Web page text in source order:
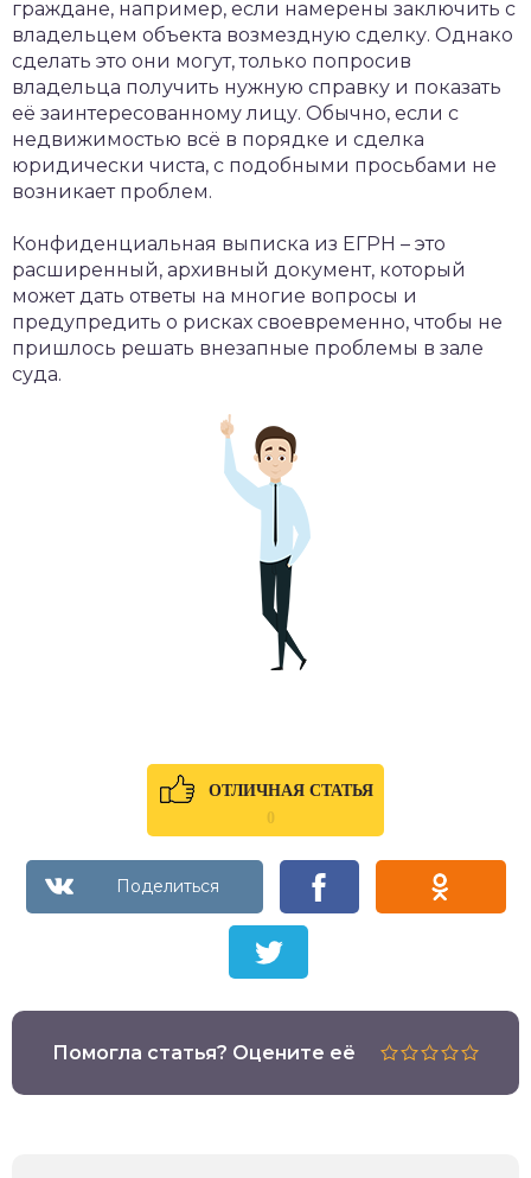
граждане, например, если намерены заключить с
владельцем объекта возмездную сделку. Однако
сделать это они могут, только попросив
владельца получить нужную справку и показать
её заинтересованному лицу. Обычно, если с
недвижимостью всё в порядке и сделка
юридически чиста, с подобными просьбами не
возникает проблем.
Конфиденциальная выписка из ЕГРН – это
расширенный, архивный документ, который
может дать ответы на многие вопросы и
предупредить о рисках своевременно, чтобы не
пришлось решать внезапные проблемы в зале
суда.
ОТЛИЧНАЯ СТАТЬЯ
0
Помогла статья? Оцените её